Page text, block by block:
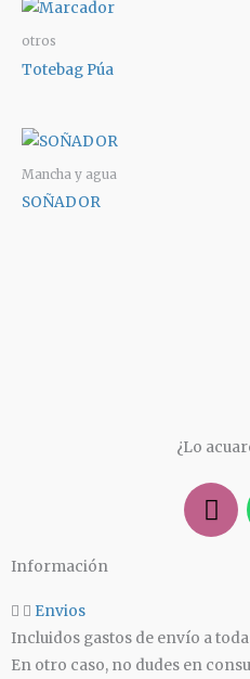
otros
Totebag Púa
Mancha y agua
SOÑADOR
¿Lo
I
n
s
g
r
Información
Envios
Incluidos gastos de envío a
En otro caso, no dudes en